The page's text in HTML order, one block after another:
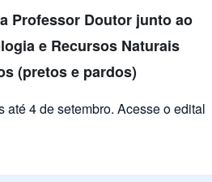
Professor Doutor junto ao
e Recursos Naturais
(pretos e pardos)
até 4 de setembro. Acesse o edital